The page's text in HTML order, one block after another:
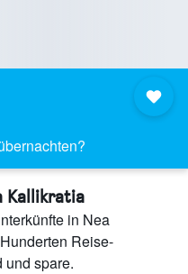
Kallikratia
in Nea
Reise-
und spare.